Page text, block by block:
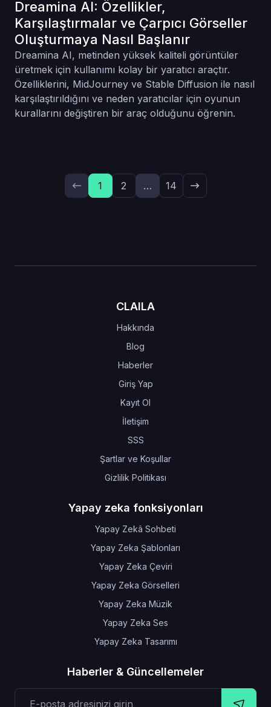
Dreamina AI: Özellikler,
Karşılaştırmalar ve Çarpıcı Görseller
Oluşturmaya Nasıl Başlanır
Dreamina AI, metinden yüksek kaliteli görüntüler
üretmek için kullanımı kolay bir yaratıcı araçtır.
Özelliklerini, MidJourney ve Stable Diffusion ile nasıl
karşılaştırıldığını ve neden yaratıcılar için oyunun
kurallarını değiştiren bir araç olduğunu öğrenin.
1 2 … 14
CLAILA
Hakkında
Blog
Haberler
Giriş Yap
Kayıt Ol
İletişim
SSS
Şartlar ve Koşullar
Gizlilik Politikası
Yapay zeka fonksiyonları
Yapay Zekâ Sohbeti
Yapay Zeka Şablonları
Yapay Zeka Çeviri
Yapay Zeka Görselleri
Yapay Zeka Müzik
Yapay Zeka Ses
Yapay Zeka Tasarımı
Haberler & Güncellemeler